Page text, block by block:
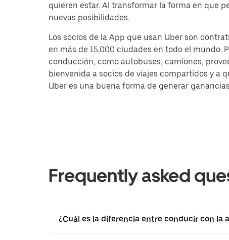
quieren estar. Al transformar la forma en que
nuevas posibilidades.
Los socios de la App que usan Uber son
en más de 15,000 ciudades en todo el mundo.
conducción, como autobuses, camiones,
bienvenida a socios de viajes compartidos y a
Uber es una buena forma de generar
Frequently asked
¿Cuál es la diferencia entre conducir con la